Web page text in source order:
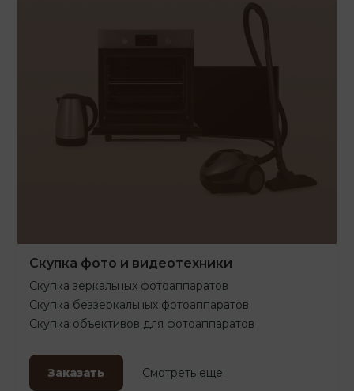
Скупка фото и видеотехники
Скупка зеркальных фотоаппаратов
Скупка беззеркальных фотоаппаратов
Скупка объективов для фотоаппаратов
Заказать Смотреть еще